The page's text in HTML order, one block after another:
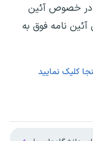
در خصوص آئین
آئین نامه فوق به
کلیک نمایید